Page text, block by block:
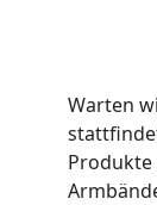
Warten
Produkte